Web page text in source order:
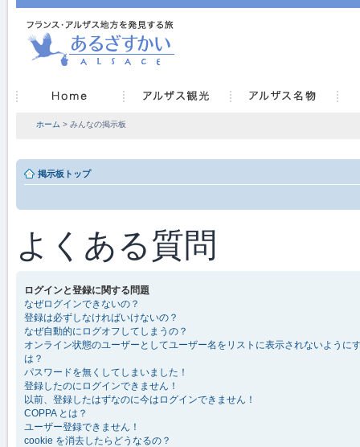
ホーム > みんなの掲示板
掲示板トップ
よくある質問
ログインと登録に関する問題
なぜログインできないの？
登録は必ずしなければいけないの？
なぜ自動的にログオフしてしまうの？
オンライン状態のユーザーとしてユーザー名をリストに表示されないように
は？
パスワードを無くしてしまいました！
登録したのにログインできません！
以前、登録したはずなのに今はログインできません！
COPPA とは？
ユーザー登録できません！
cookie を消去したらどうなるの？